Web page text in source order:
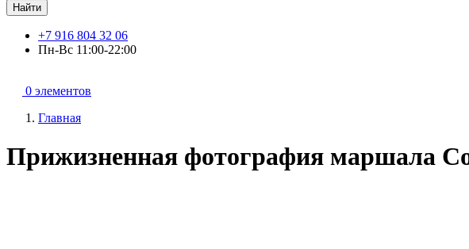
Найти
+7 916 804 32 06
Пн-Вс 11:00-22:00
0 элементов
Главная
Прижизненная фотография маршала